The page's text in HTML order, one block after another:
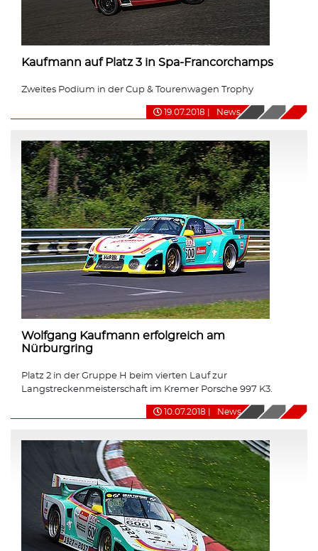
Kaufmann auf Platz 3 in Spa-Francorchamps
Zweites Podium in der Cup & Tourenwagen Trophy
19.07.2018 News
Wolfgang Kaufmann erfolgreich am
Nürburgring
Platz 2 in der Gruppe H beim vierten Lauf zur
Langstreckenmeisterschaft im Kremer Porsche 997 K3.
10.07.2018 News